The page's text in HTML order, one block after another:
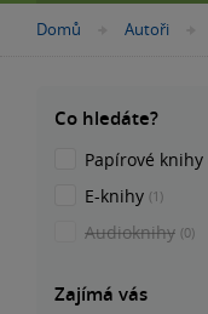
Nacházíte
Domů »Autoři
Co hledáte?
Papírové knihy
E-knihy (1)
Audioknihy (0)
Zajímá vás